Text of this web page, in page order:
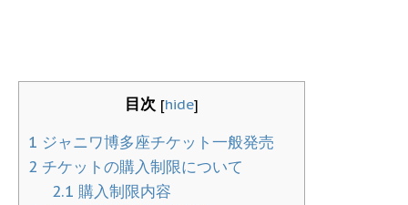
目次 [hide]
1 ジャニワ博多座チケット一般発売
2 チケットの購入制限について
2.1 購入制限内容